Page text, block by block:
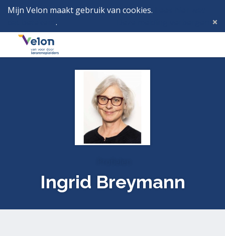
Mijn Velon maakt gebruik van cookies.
.
Menu
Ingrid Breymann